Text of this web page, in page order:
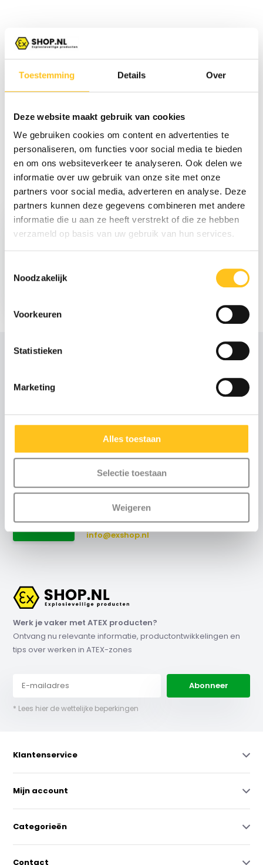
Toestemming Details Over
Deze website maakt gebruik van cookies
We gebruiken cookies om content en advertenties te
personaliseren, om functies voor social media te bieden
en om ons websiteverkeer te analyseren. Ook delen we
informatie over uw gebruik van onze site met onze
partners voor social media, adverteren en analyse. Deze
partners kunnen deze gegevens combineren met andere
informatie die u aan ze heeft verstrekt of die ze hebben
verzameld op basis van uw gebruik van hun services.
Noodzakelijk
Voorkeuren
Statistieken
Marketing
Alles toestaan
Selectie toestaan
Weigeren
Productomschrijving
Specificaties
Delen
Recent bekeken
€ 169,-
Neem contact met ons
8:30 uur tot 17:00 uur (telefonisch)
Weekend: via email
Contact
+31 (0)115-700502
info@exshop.nl
Werk je vaker met ATEX producten?
Ontvang nu relevante informatie, productontwikkelingen en
tips over werken in ATEX-zones
Abonneer
* Lees hier de wettelijke beperkingen
Klantenservice
Mijn account
Categorieën
Contact